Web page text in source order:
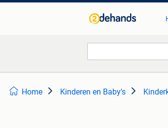
Home Kinderen en Baby's